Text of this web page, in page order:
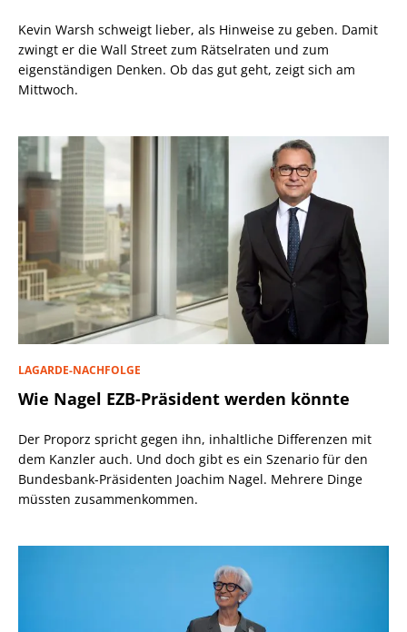
Kevin Warsh schweigt lieber, als Hinweise zu geben. Damit
zwingt er die Wall Street zum Rätselraten und zum
eigenständigen Denken. Ob das gut geht, zeigt sich am
Mittwoch.
LAGARDE-NACHFOLGE
Wie Nagel EZB-Präsident werden könnte
Der Proporz spricht gegen ihn, inhaltliche Differenzen mit
dem Kanzler auch. Und doch gibt es ein Szenario für den
Bundesbank-Präsidenten Joachim Nagel. Mehrere Dinge
müssten zusammenkommen.